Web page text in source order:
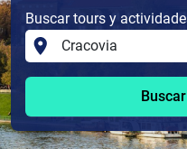
Buscar tours y